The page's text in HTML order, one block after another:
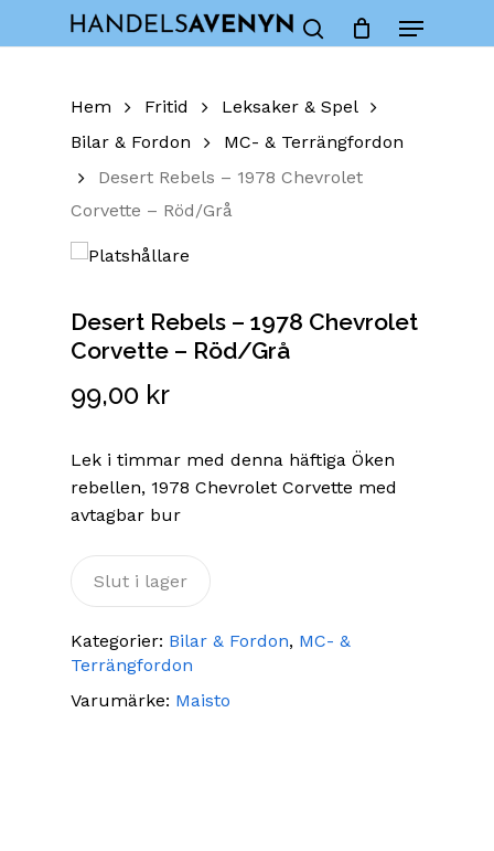
Menu
Cart Close
Hem Fritid
Leksaker & Spel
Bilar & Fordon
MC- & Terrängfordon
Desert Rebels – 1978 Chevrolet
Corvette – Röd/Grå
Desert Rebels – 1978 Chevrolet
Corvette – Röd/Grå
99,00 kr
Lek i timmar med denna häftiga Öken
rebellen, 1978 Chevrolet Corvette med
avtagbar bur
Slut i lager
Kategorier: Bilar & Fordon, MC- &
Terrängfordon
Varumärke: Maisto